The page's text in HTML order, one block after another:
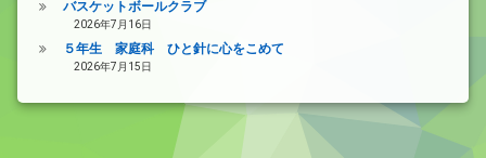
バスケットボールクラブ
2026年7月16日
５年生 家庭科 ひと針に心をこめて
2026年7月15日